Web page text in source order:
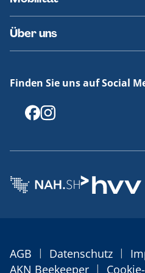
Fundsachen
Häufige Fragen
Barrierefreies Reisen
Erklärung Barrierefreiheit
Über uns
Offenlegungen
Finden Sie uns auf Social
AGB | Datenschutz |
AKN Beekeeper |